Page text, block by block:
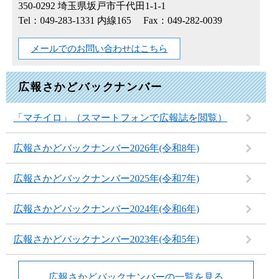
350-0292 埼玉県坂戸市千代田1-1-1
Tel：049-283-1331 内線165
Fax：049-282-0039
メールでのお問い合わせはこちら
広報さかどバックナンバー
「マチイロ」（スマートフォンで広報誌を閲覧）
広報さかどバックナンバー2026年(令和8年)
広報さかどバックナンバー2025年(令和7年)
広報さかどバックナンバー2024年(令和6年)
広報さかどバックナンバー2023年(令和5年)
広報さかどバックナンバーの一覧を見る